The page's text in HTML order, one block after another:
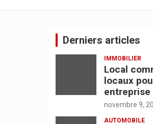
Derniers articles
IMMOBILIER
Local
locaux
entreprise
novembre 9,
AUTOMOBILE